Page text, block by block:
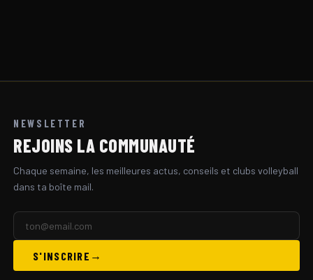
NEWSLETTER
REJOINS LA COMMUNAUTÉ
Chaque semaine, les meilleures actus, conseils et clubs volleyball
dans ta boîte mail.
S'INSCRIRE